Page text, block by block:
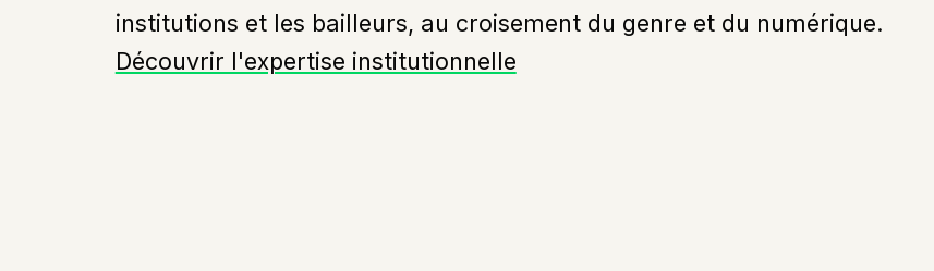
institutions et les bailleurs, au croisement du genre et du numérique.
Découvrir l'expertise institutionnelle